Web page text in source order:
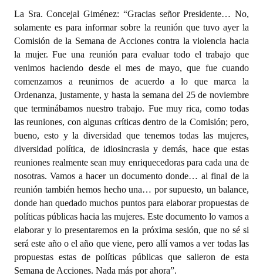
La Sra. Concejal Giménez: “Gracias señor Presidente… No,
solamente es para informar sobre la reunión que tuvo ayer la
Comisión de la Semana de Acciones contra la violencia hacia
la mujer. Fue una reunión para evaluar todo el trabajo que
venimos haciendo desde el mes de mayo, que fue cuando
comenzamos a reunirnos de acuerdo a lo que marca la
Ordenanza, justamente, y hasta la semana del 25 de noviembre
que terminábamos nuestro trabajo. Fue muy rica, como todas
las reuniones, con algunas críticas dentro de la Comisión; pero,
bueno, esto y la diversidad que tenemos todas las mujeres,
diversidad política, de idiosincrasia y demás, hace que estas
reuniones realmente sean muy enriquecedoras para cada una de
nosotras. Vamos a hacer un documento donde… al final de la
reunión también hemos hecho una… por supuesto, un balance,
donde han quedado muchos puntos para elaborar propuestas de
políticas públicas hacia las mujeres. Este documento lo vamos a
elaborar y lo presentaremos en la próxima sesión, que no sé si
será este año o el año que viene, pero allí vamos a ver todas las
propuestas estas de políticas públicas que salieron de esta
Semana de Acciones. Nada más por ahora”.